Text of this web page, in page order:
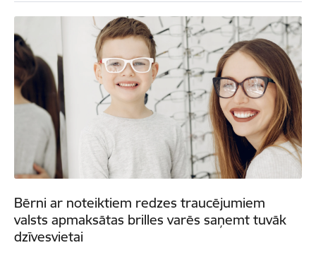
Bērni ar noteiktiem redzes traucējumiem
valsts apmaksātas brilles varēs saņemt tuvāk
dzīvesvietai